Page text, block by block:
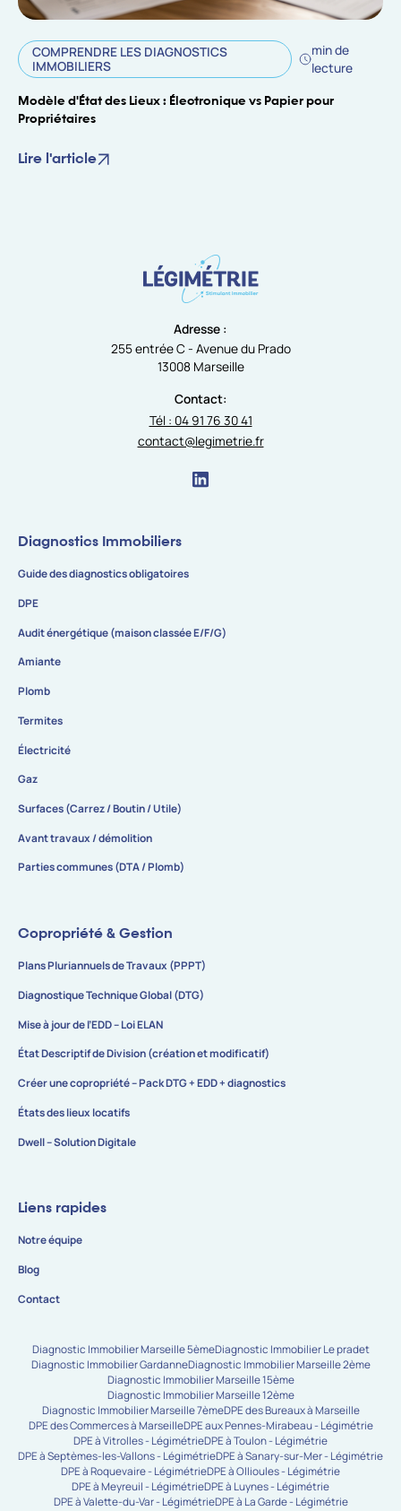
COMPRENDRE LES DIAGNOSTICS
IMMOBILIERS
min de
lecture
Modèle d'État des Lieux : Électronique vs Papier pour
Propriétaires
Lire l'article
Adresse :
255 entrée C - Avenue du Prado
13008 Marseille
Contact:
Tél : 04 91 76 30 41
contact@legimetrie.fr
Diagnostics Immobiliers
Guide des diagnostics obligatoires
DPE
Audit énergétique (maison classée E/F/G)
Amiante
Plomb
Termites
Électricité
Gaz
Surfaces (Carrez / Boutin / Utile)
Avant travaux / démolition
Parties communes (DTA / Plomb)
Copropriété & Gestion
Plans Pluriannuels de Travaux (PPPT)
Diagnostique Technique Global (DTG)
Mise à jour de l’EDD – Loi ELAN
État Descriptif de Division (création et modificatif)
Créer une copropriété – Pack DTG + EDD + diagnostics
États des lieux locatifs
Dwell – Solution Digitale
Liens rapides
Notre équipe
Blog
Contact
Diagnostic Immobilier Marseille 5èmeDiagnostic Immobilier Le pradet
Diagnostic Immobilier GardanneDiagnostic Immobilier Marseille 2ème
Diagnostic Immobilier Marseille 15ème
Diagnostic Immobilier Marseille 12ème
Diagnostic Immobilier Marseille 7èmeDPE des Bureaux à Marseille
DPE des Commerces à MarseilleDPE aux Pennes-Mirabeau - Légimétrie
DPE à Vitrolles - LégimétrieDPE à Toulon - Légimétrie
DPE à Septèmes-les-Vallons - LégimétrieDPE à Sanary-sur-Mer - Légimétrie
DPE à Roquevaire - LégimétrieDPE à Ollioules - Légimétrie
DPE à Meyreuil - LégimétrieDPE à Luynes - Légimétrie
DPE à Valette-du-Var - LégimétrieDPE à La Garde - Légimétrie